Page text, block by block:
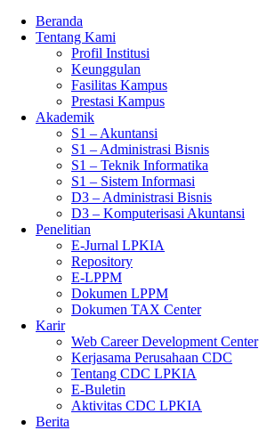
Beranda
Tentang Kami
Profil Institusi
Keunggulan
Fasilitas Kampus
Prestasi Kampus
Akademik
S1 – Akuntansi
S1 – Administrasi Bisnis
S1 – Teknik Informatika
S1 – Sistem Informasi
D3 – Administrasi Bisnis
D3 – Komputerisasi Akuntansi
Penelitian
E-Jurnal LPKIA
Repository
E-LPPM
Dokumen LPPM
Dokumen TAX Center
Karir
Web Career Development Center
Kerjasama Perusahaan CDC
Tentang CDC LPKIA
E-Buletin
Aktivitas CDC LPKIA
Berita